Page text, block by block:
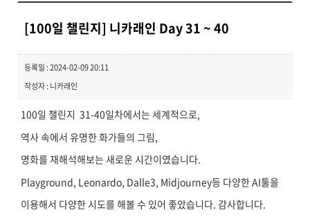
[100일 챌린지] 니카래인 Day 31 ~ 40
등록일 : 2024-02-09 20:11
작성자 : 니카래인
100일 챌린지 31-40일차에서는 세계적으로,
역사 속에서 유명한 화가들의 그림,
명화를 재해석해보는 새로운 시간이였습니다.
Playground, Leonardo, Dalle3, Midjourney등 다양한 AI툴을
이용해서 다양한 시도를 해볼 수 있어 좋았습니다. 감사합니다.